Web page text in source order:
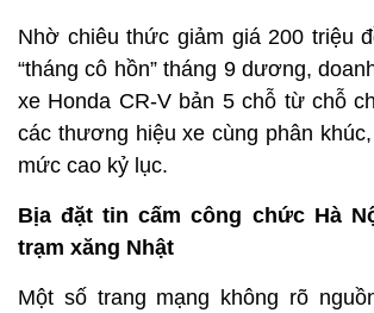
Nhờ chiêu thức giảm giá 200 triệu
“tháng cô hồn” tháng 9 dương,
xe Honda CR-V bản 5 chỗ từ chỗ
các thương hiệu xe cùng phân
mức cao kỷ lục.
Bịa đặt tin cấm công chức Hà
trạm xăng Nhật
Một số trang mạng không rõ